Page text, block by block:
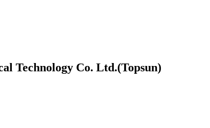
Technology Co. Ltd.(Topsun)